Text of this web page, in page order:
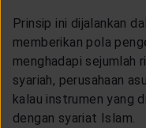
Prinsip ini dijalankan
memberikan pola
menghadapi sejumlah
syariah, perusahaan
kalau instrumen yang
dengan syariat Islam.
KEAGENAN